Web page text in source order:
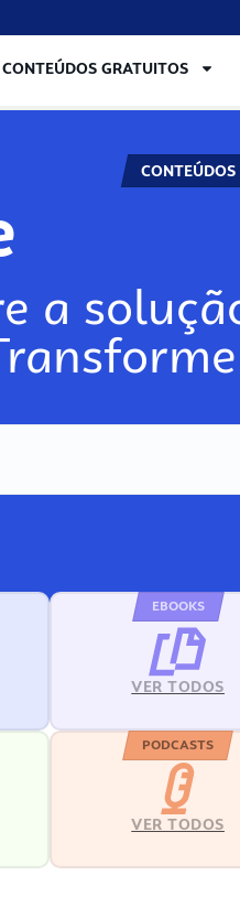
CONTEÚDOS GRATUITOS
a
EBOOKS
VER TODOS
PODCASTS
VER TODOS